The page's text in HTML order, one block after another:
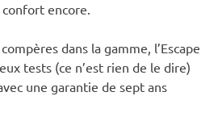
confort encore.
dans la gamme, l’Escape
tests (ce n’est rien de le dire)
une garantie de sept ans